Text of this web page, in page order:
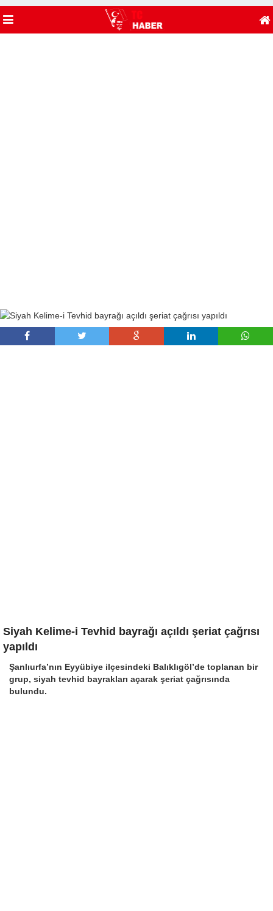
Siyah Kelime-i Tevhid bayrağı açıldı şeriat çağrısı
yapıldı
Şanlıurfa’nın Eyyübiye ilçesindeki Balıklıgöl’de toplanan bir
grup, siyah tevhid bayrakları açarak şeriat çağrısında
bulundu.